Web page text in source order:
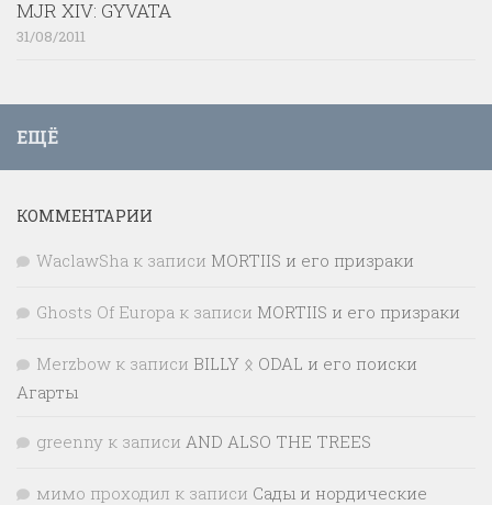
MJR XIV: GYVATA
31/08/2011
ЕЩЁ
КОММЕНТАРИИ
WaclawSha к записи MORTIIS и его призраки
Ghosts Of Europa к записи MORTIIS и его призраки
Merzbow к записи BILLY ᛟ ODAL и его поиски
Агарты
greenny к записи AND ALSO THE TREES
мимо проходил к записи Сады и нордические